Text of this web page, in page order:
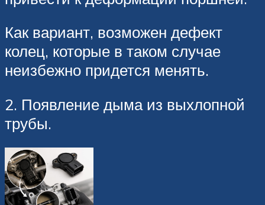
Как вариант, возможен дефект
колец, которые в таком случае
неизбежно придется менять.
2. Появление дыма из выхлопной
трубы.